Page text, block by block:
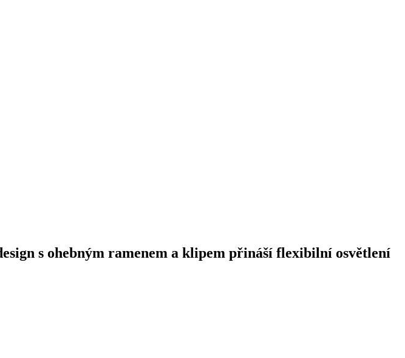
s ohebným ramenem a klipem přináší flexibilní osvětlení